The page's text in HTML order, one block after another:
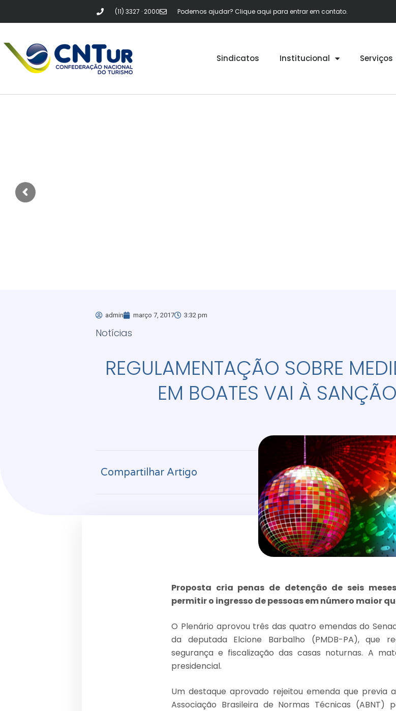
(11) 3327 · 2000 Podemos ajudar? Clique aqui para entrar em contato.
Sindicatos Institucional Serviços
admin março 7, 2017 3:32 pm
Notícias
REGULAMENTAÇÃO SOBRE
EM BOATES VAI À
Compartilhar Artigo
Proposta cria penas de detenção de seis
permitir o ingresso de pessoas em número maior
O Plenário aprovou três das quatro emendas do
da deputada Elcione Barbalho (PMDB-PA), que
segurança e fiscalização das casas noturnas. A
presidencial.
Um destaque aprovado rejeitou emenda que previa
Associação Brasileira de Normas Técnicas